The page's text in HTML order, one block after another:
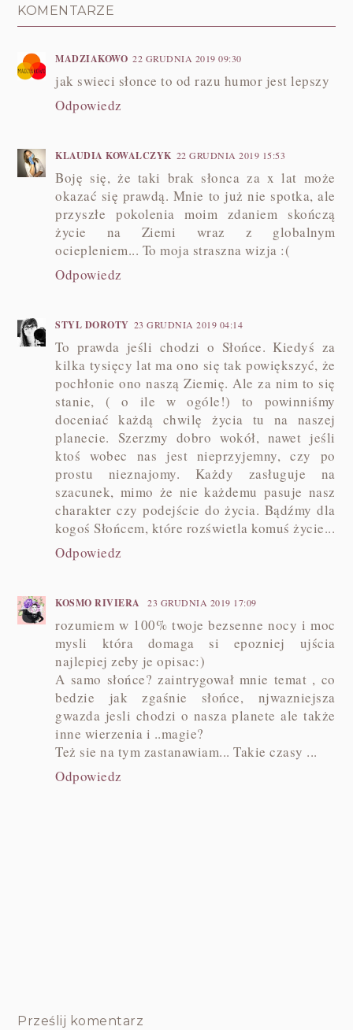
KOMENTARZE
MADZIAKOWO 22 GRUDNIA 2019 09:30
jak swieci słonce to od razu humor jest lepszy
Odpowiedz
KLAUDIA KOWALCZYK 22 GRUDNIA 2019 15:53
Boję się, że taki brak słonca za x lat może
okazać się prawdą. Mnie to już nie spotka, ale
przyszłe pokolenia moim zdaniem skończą
życie na Ziemi wraz z globalnym
ociepleniem... To moja straszna wizja :(
Odpowiedz
STYL DOROTY 23 GRUDNIA 2019 04:14
To prawda jeśli chodzi o Słońce. Kiedyś za
kilka tysięcy lat ma ono się tak powiększyć, że
pochłonie ono naszą Ziemię. Ale za nim to się
stanie, ( o ile w ogóle!) to powinniśmy
doceniać każdą chwilę życia tu na naszej
planecie. Szerzmy dobro wokół, nawet jeśli
ktoś wobec nas jest nieprzyjemny, czy po
prostu nieznajomy. Każdy zasługuje na
szacunek, mimo że nie każdemu pasuje nasz
charakter czy podejście do życia. Bądźmy dla
kogoś Słońcem, które rozświetla komuś życie...
Odpowiedz
KOSMO RIVIERA 23 GRUDNIA 2019 17:09
rozumiem w 100% twoje bezsenne nocy i moc
mysli która domaga si epozniej ujścia
najlepiej zeby je opisac:)
A samo słońce? zaintrygował mnie temat , co
bedzie jak zgaśnie słońce, njwazniejsza
gwazda jesli chodzi o nasza planete ale także
inne wierzenia i ..magie?
Też sie na tym zastanawiam... Takie czasy ...
Odpowiedz
Prześlij komentarz